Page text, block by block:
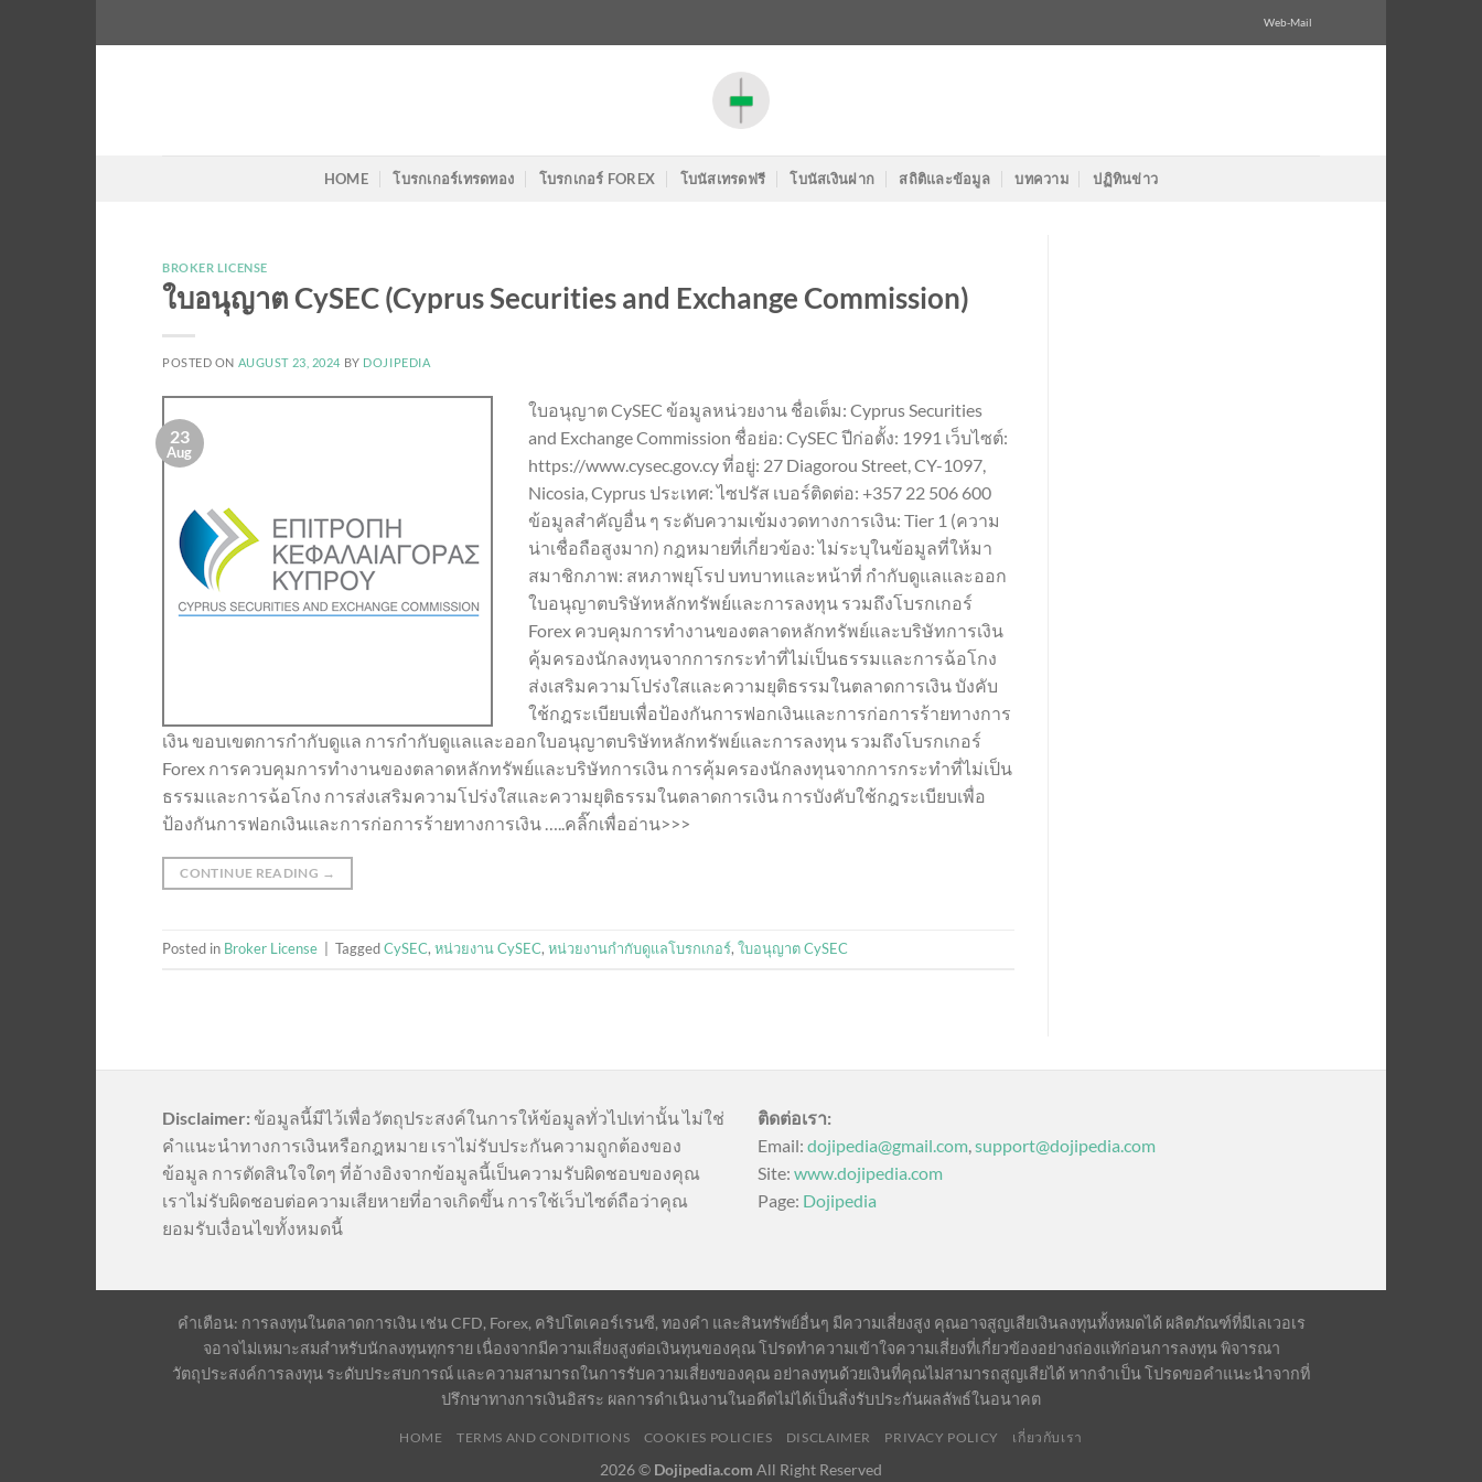
to
Web-Mail
HOME โบรกเกอร์เทรดทอง โบรกเกอร์ FOREX โบนัสเทรดฟรี โบนัสเงินฝาก สถิติและข้อมูล บทความ ปฏิทินข่าว
BROKER LICENSE
ใบอนุญาต CySEC (Cyprus Securities and Exchange Commission)
POSTED ON AUGUST 23, 2024 BY DOJIPEDIA
23
Aug
ใบอนุญาต CySEC ข้อมูลหน่วยงาน ชื่อเต็ม: Cyprus Securities
and Exchange Commission ชื่อย่อ: CySEC ปีก่อตั้ง: 1991 เว็บไซต์:
https://www.cysec.gov.cy ที่อยู่: 27 Diagorou Street, CY-1097,
Nicosia, Cyprus ประเทศ: ไซปรัส เบอร์ติดต่อ: +357 22 506 600
ข้อมูลสำคัญอื่น ๆ ระดับความเข้มงวดทางการเงิน: Tier 1 (ความ
น่าเชื่อถือสูงมาก) กฎหมายที่เกี่ยวข้อง: ไม่ระบุในข้อมูลที่ให้มา
สมาชิกภาพ: สหภาพยุโรป บทบาทและหน้าที่ กำกับดูแลและออก
ใบอนุญาตบริษัทหลักทรัพย์และการลงทุน รวมถึงโบรกเกอร์
Forex ควบคุมการทำงานของตลาดหลักทรัพย์และบริษัทการเงิน
คุ้มครองนักลงทุนจากการกระทำที่ไม่เป็นธรรมและการฉ้อโกง
ส่งเสริมความโปร่งใสและความยุติธรรมในตลาดการเงิน บังคับ
ใช้กฎระเบียบเพื่อป้องกันการฟอกเงินและการก่อการร้ายทางการ
เงิน ขอบเขตการกำกับดูแล การกำกับดูแลและออกใบอนุญาตบริษัทหลักทรัพย์และการลงทุน รวมถึงโบรกเกอร์
Forex การควบคุมการทำงานของตลาดหลักทรัพย์และบริษัทการเงิน การคุ้มครองนักลงทุนจากการกระทำที่ไม่เป็น
ธรรมและการฉ้อโกง การส่งเสริมความโปร่งใสและความยุติธรรมในตลาดการเงิน การบังคับใช้กฎระเบียบเพื่อ
ป้องกันการฟอกเงินและการก่อการร้ายทางการเงิน …..คลิ๊กเพื่ออ่าน>>>
CONTINUE READING →
Posted in Broker License TaggedCySEC, หน่วยงาน CySEC, หน่วยงานกำกับดูแลโบรกเกอร์, ใบอนุญาต CySEC
Disclaimer: ข้อมูลนี้มีไว้เพื่อวัตถุประสงค์ในการให้ข้อมูลทั่วไปเท่านั้น ไม่ใช่
คำแนะนำทางการเงินหรือกฎหมาย เราไม่รับประกันความถูกต้องของ
ข้อมูล การตัดสินใจใดๆ ที่อ้างอิงจากข้อมูลนี้เป็นความรับผิดชอบของคุณ
เราไม่รับผิดชอบต่อความเสียหายที่อาจเกิดขึ้น การใช้เว็บไซต์ถือว่าคุณ
ยอมรับเงื่อนไขทั้งหมดนี้
ติดต่อเรา:
Email: dojipedia@gmail.com support@dojipedia.com
Site: www.dojipedia.com
Page: Dojipedia
คำเตือน: การลงทุนในตลาดการเงิน เช่น CFD, Forex, คริปโตเคอร์เรนซี, ทองคำ และสินทรัพย์อื่นๆ มีความเสี่ยงสูง คุณอาจสูญเสียเงินลงทุนทั้งหมดได้ ผลิตภัณฑ์ที่มีเลเวอเร
จอาจไม่เหมาะสมสำหรับนักลงทุนทุกราย เนื่องจากมีความเสี่ยงสูงต่อเงินทุนของคุณ โปรดทำความเข้าใจความเสี่ยงที่เกี่ยวข้องอย่างถ่องแท้ก่อนการลงทุน พิจารณา
วัตถุประสงค์การลงทุน ระดับประสบการณ์ และความสามารถในการรับความเสี่ยงของคุณ อย่าลงทุนด้วยเงินที่คุณไม่สามารถสูญเสียได้ หากจำเป็น โปรดขอคำแนะนำจากที่
ปรึกษาทางการเงินอิสระ ผลการดำเนินงานในอดีตไม่ได้เป็นสิ่งรับประกันผลลัพธ์ในอนาคต
HOME TERMS AND CONDITIONS COOKIES POLICIES DISCLAIMER PRIVACY POLICY เกี่ยวกับเรา
2026 © Dojipedia.com All Right Reserved